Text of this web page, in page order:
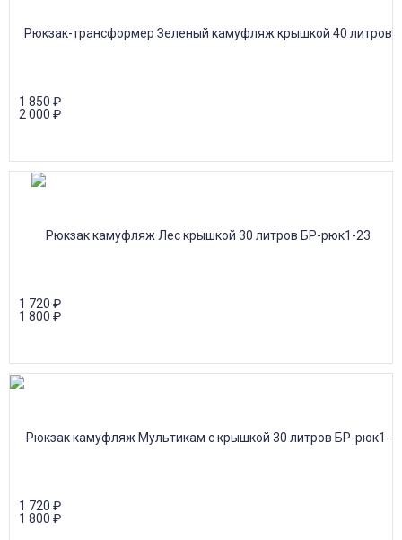
1 850 ₽
2 000 ₽
1 720 ₽
1 800 ₽
1 720 ₽
1 800 ₽